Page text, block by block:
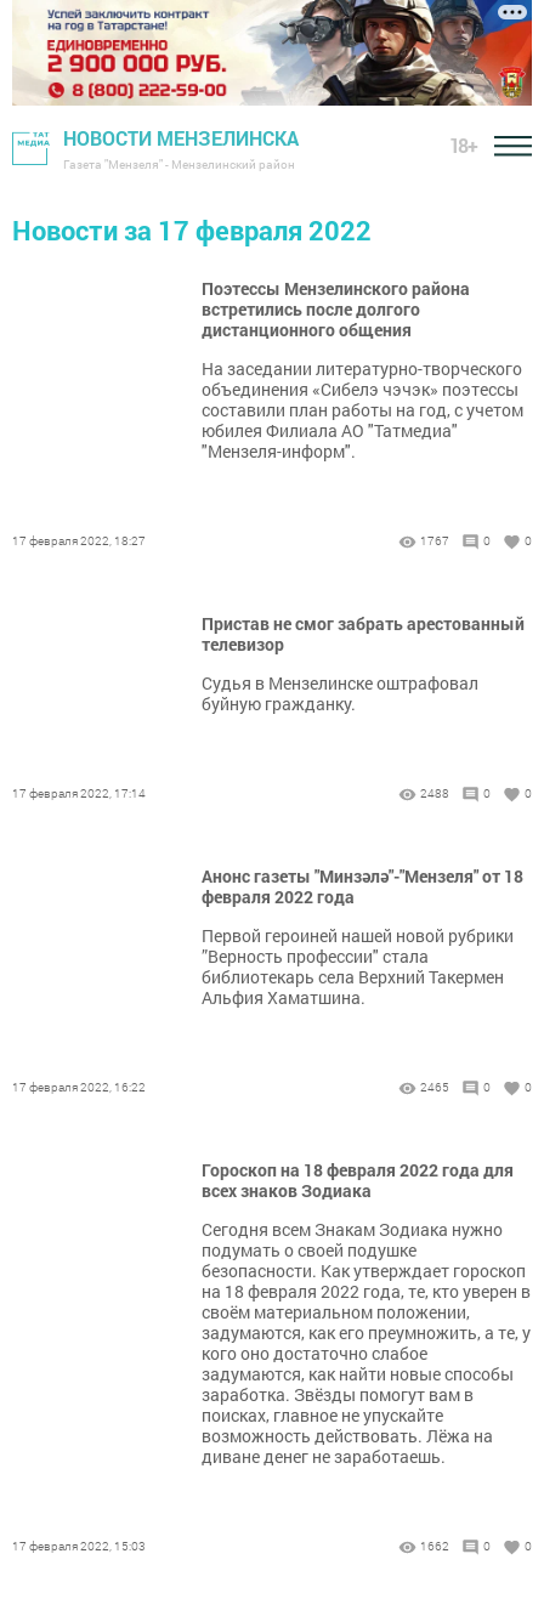
НОВОСТИ МЕНЗЕЛИНСКА
Газета "Мензеля" - Мензелинский район
18+
Новости за 17 февраля 2022
Поэтессы Мензелинского района
встретились после долгого
дистанционного общения
На заседании литературно-творческого
объединения «Сибелэ чэчэк» поэтессы
составили план работы на год, с учетом
юбилея Филиала АО "Татмедиа"
"Мензеля-информ".
17 февраля 2022, 18:27 1767 0 0
Пристав не смог забрать арестованный
телевизор
Судья в Мензелинске оштрафовал
буйную гражданку.
17 февраля 2022, 17:14 2488 0 0
Анонс газеты "Минзәлә"-"Мензеля" от 18
февраля 2022 года
Первой героиней нашей новой рубрики
”Верность профессии" стала
библиотекарь села Верхний Такермен
Альфия Хаматшина.
17 февраля 2022, 16:22 2465 0 0
Гороскоп на 18 февраля 2022 года для
всех знаков Зодиака
Сегодня всем Знакам Зодиака нужно
подумать о своей подушке
безопасности. Как утверждает гороскоп
на 18 февраля 2022 года, те, кто уверен в
своём материальном положении,
задумаются, как его преумножить, а те, у
кого оно достаточно слабое
задумаются, как найти новые способы
заработка. Звёзды помогут вам в
поисках, главное не упускайте
возможность действовать. Лёжа на
диване денег не заработаешь.
17 февраля 2022, 15:03 1662 0 0